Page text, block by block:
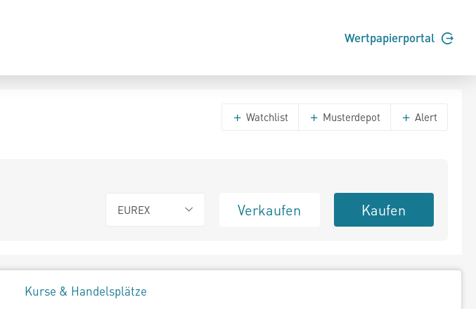
Wertpapierportal
Watchlist Musterdepot Alert
EUREX Verkaufen Kaufen
Kurse & Handelsplätze